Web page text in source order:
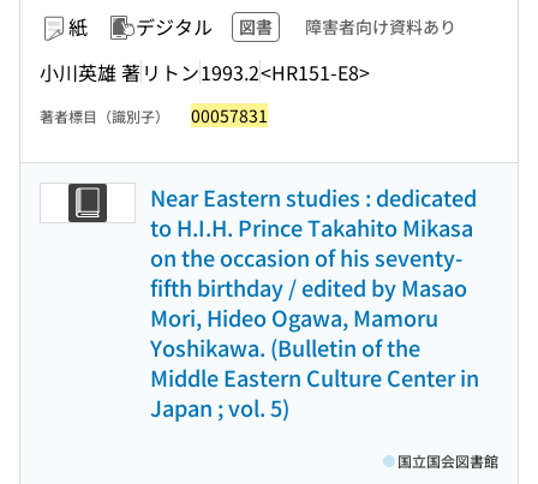
紙 デジタル 図書 障害者向け資料あり
小川英雄 著リトン1993.2<HR151-E8>
著者標目（識別子） 00057831
Near Eastern studies : dedicated
to H.I.H. Prince Takahito Mikasa
on the occasion of his seventy-
fifth birthday / edited by Masao
Mori, Hideo Ogawa, Mamoru
Yoshikawa. (Bulletin of the
Middle Eastern Culture Center in
Japan ; vol. 5)
国立国会図書館